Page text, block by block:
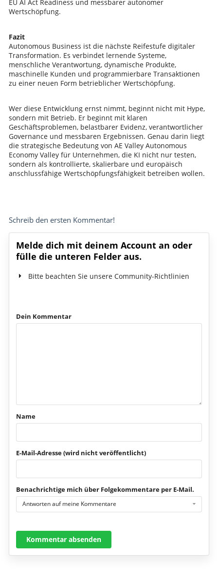
EU AI Act Readiness und messbarer autonomer
Wertschöpfung.
Fazit
Autonomous Business ist die nächste Reifestufe digitaler
Transformation. Es verbindet lernende Systeme,
menschliche Verantwortung, dynamische Produkte,
maschinelle Kunden und programmierbare Transaktionen
zu einer neuen Form betrieblicher Wertschöpfung.
Wer diese Entwicklung ernst nimmt, beginnt nicht mit Hype,
sondern mit Betrieb. Er beginnt mit klaren
Geschäftsproblemen, belastbarer Evidenz, verantwortlicher
Governance und messbaren Ergebnissen. Genau darin liegt
die strategische Bedeutung von AE Valley Autonomous
Economy Valley für Unternehmen, die KI nicht nur testen,
sondern als kontrollierte, skalierbare und europäisch
anschlussfähige Wertschöpfungsfähigkeit betreiben wollen.
Schreib den ersten Kommentar!
Melde dich mit deinem Account an oder
fülle die unteren Felder aus.
Bitte beachten Sie unsere Community-Richtlinien
Dein Kommentar
Name
E-Mail-Adresse (wird nicht veröffentlicht)
Benachrichtige mich über Folgekommentare per E-Mail.
Antworten auf meine Kommentare
Kommentar absenden